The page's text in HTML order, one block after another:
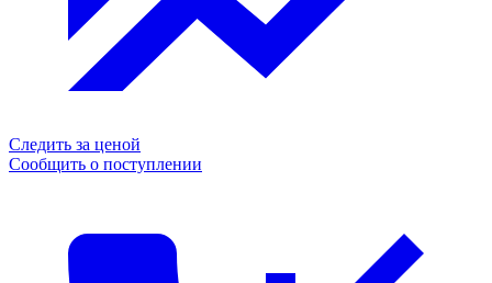
Следить за ценой
Сообщить о поступлении